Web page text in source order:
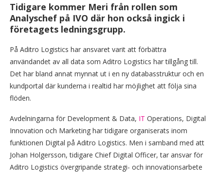
Tidigare kommer Meri från rollen som
Analyschef på IVO där hon också ingick i
företagets ledningsgrupp.
På Aditro Logistics har ansvaret varit att förbättra
användandet av all data som Aditro Logistics har tillgång till.
Det har bland annat mynnat ut i en ny databasstruktur och en
kundportal där kunderna i realtid har möjlighet att följa sina
flöden.
Avdelningarna för Development & Data, IT Operations, Digital
Innovation och Marketing har tidigare organiserats inom
funktionen Digital på Aditro Logistics. Men i samband med att
Johan Holgersson, tidigare Chief Digital Officer, tar ansvar för
Aditro Logistics övergripande strategi- och innovationsarbete